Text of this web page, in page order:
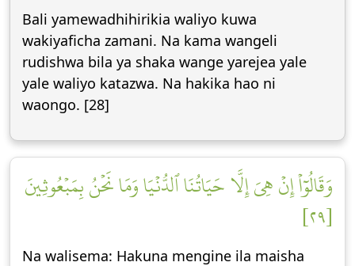
Bali yamewadhihirikia waliyo kuwa
wakiyaficha zamani. Na kama wangeli
rudishwa bila ya shaka wange yarejea yale
yale waliyo katazwa. Na hakika hao ni
waongo. [28]
وَقَالُوٓاْ إِنۡ هِيَ إِلَّا حَيَاتُنَا ٱلدُّنۡيَا وَمَا نَحۡنُ بِمَبۡعُوثِينَ
[٢٩]
Na walisema: Hakuna mengine ila maisha